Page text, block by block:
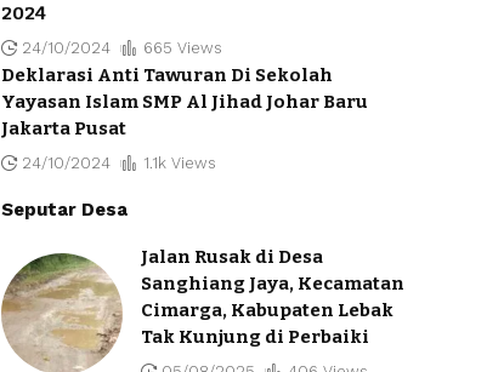
2024
24/10/2024 665 Views
Deklarasi Anti Tawuran Di Sekolah
Yayasan Islam SMP Al Jihad Johar Baru
Jakarta Pusat
24/10/2024 1.1k Views
Seputar Desa
Jalan Rusak di Desa
Sanghiang Jaya, Kecamatan
Cimarga, Kabupaten Lebak
Tak Kunjung di Perbaiki